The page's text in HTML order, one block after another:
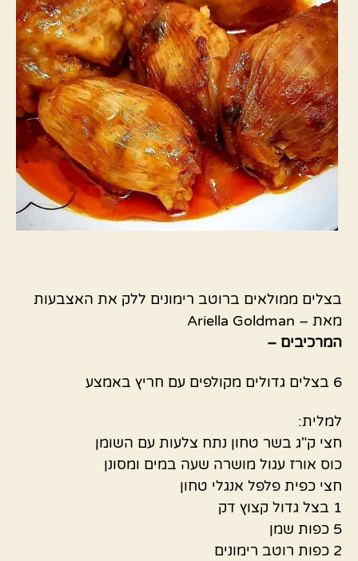
בצלים ממולאים ברוטב רימונים ללק את האצבעות
מאת – Ariella Goldman
המרכיבים –
6 בצלים גדולים מקולפים עם חריץ באמצע
למלית:
חצי ק"ג בשר טחון נתח צלעות עם השומן
כוס אורז עגול מושרה שעה במים ומסונן
חצי כפית פלפל אנגלי טחון
1 בצל גדול קצוץ דק
5 כפות שמן
2 כפות רוטב רימונים